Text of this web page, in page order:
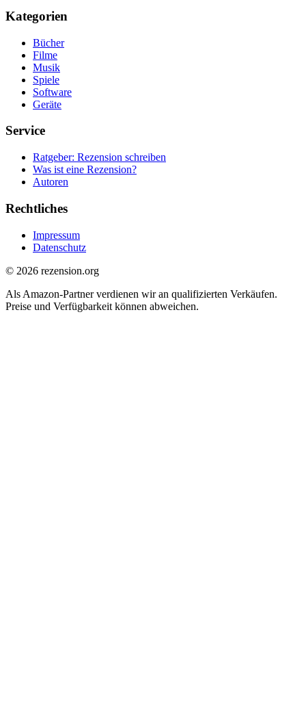
Kategorien
Bücher
Filme
Musik
Spiele
Software
Geräte
Service
Ratgeber: Rezension schreiben
Was ist eine Rezension?
Autoren
Rechtliches
Impressum
Datenschutz
© 2026 rezension.org
Als Amazon-Partner verdienen wir an qualifizierten Verkäufen.
Preise und Verfügbarkeit können abweichen.